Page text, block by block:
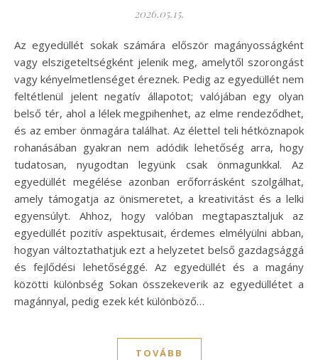
2026.05.15.
Az egyedüllét sokak számára először magányosságként
vagy elszigeteltségként jelenik meg, amelytől szorongást
vagy kényelmetlenséget éreznek. Pedig az egyedüllét nem
feltétlenül jelent negatív állapotot; valójában egy olyan
belső tér, ahol a lélek megpihenhet, az elme rendeződhet,
és az ember önmagára találhat. Az élettel teli hétköznapok
rohanásában gyakran nem adódik lehetőség arra, hogy
tudatosan, nyugodtan legyünk csak önmagunkkal. Az
egyedüllét megélése azonban erőforrásként szolgálhat,
amely támogatja az önismeretet, a kreativitást és a lelki
egyensúlyt. Ahhoz, hogy valóban megtapasztaljuk az
egyedüllét pozitív aspektusait, érdemes elmélyülni abban,
hogyan változtathatjuk ezt a helyzetet belső gazdagsággá
és fejlődési lehetőséggé. Az egyedüllét és a magány
közötti különbség Sokan összekeverik az egyedüllétet a
magánnyal, pedig ezek két különböző…
TOVÁBB